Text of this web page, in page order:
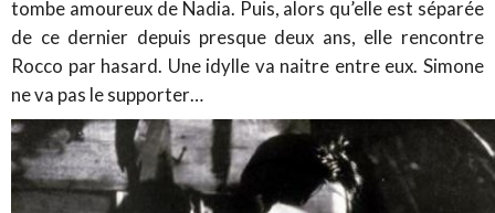
tombe amoureux de Nadia. Puis, alors qu’elle est séparée
de ce dernier depuis presque deux ans, elle rencontre
Rocco par hasard. Une idylle va naitre entre eux. Simone
ne va pas le supporter…